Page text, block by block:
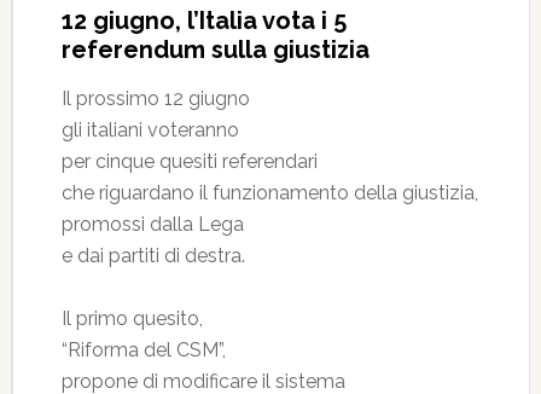
12 giugno, l’Italia vota i 5
referendum sulla giustizia
Il prossimo 12 giugno
gli italiani voteranno
per cinque quesiti referendari
che riguardano il funzionamento della giustizia,
promossi dalla Lega
e dai partiti di destra.
Il primo quesito,
“Riforma del CSM”,
propone di modificare il sistema